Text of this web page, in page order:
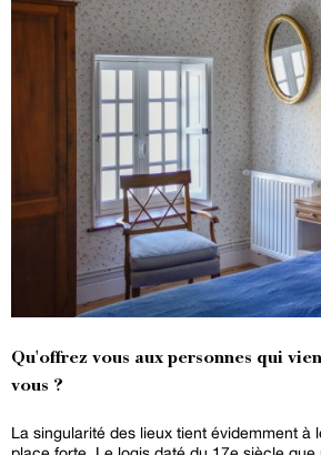
Qu'offrez vous aux personnes qui
vous ?
La singularité des lieux tient évidemment à